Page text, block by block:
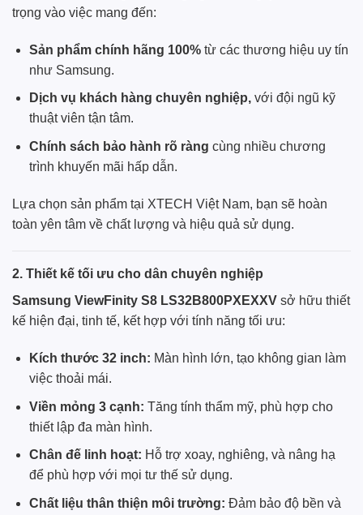
trọng vào việc mang đến:
Sản phẩm chính hãng 100%từ các thương hiệu uy tín
như Samsung.
Dịch vụ khách hàng chuyên nghiệp,với đội ngũ kỹ
thuật viên tận tâm.
Chính sách bảo hành rõ ràng cùng nhiều chương
trình khuyến mãi hấp dẫn.
Lựa chọn sản phẩm tại XTECH Việt Nam, bạn sẽ hoàn
toàn yên tâm về chất lượng và hiệu quả sử dụng.
2. Thiết kế tối ưu cho dân chuyên nghiệp
Samsung ViewFinity S8 LS32B800PXEXXV sở hữu thiết
kế hiện đại, tinh tế, kết hợp với tính năng tối ưu:
Kích thước 32 inch: Màn hình lớn, tạo không gian làm
việc thoải mái.
Viền mỏng 3 cạnh: Tăng tính thẩm mỹ, phù hợp cho
thiết lập đa màn hình.
Chân đế linh hoạt: Hỗ trợ xoay, nghiêng, và nâng hạ
để phù hợp với mọi tư thế sử dụng.
Chất liệu thân thiện môi trường: Đảm bảo độ bền và